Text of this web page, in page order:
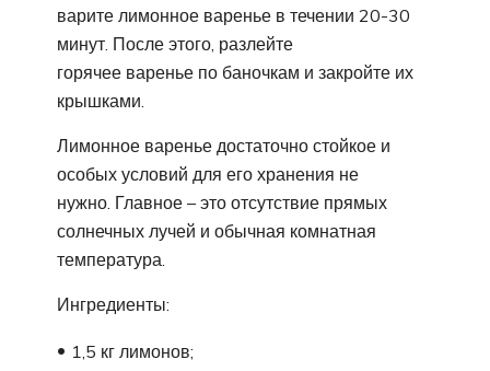
варите лимонное варенье в течении 20-30
минут. После этого, разлейте
горячее варенье по баночкам и закройте их
крышками.
Лимонное варенье достаточно стойкое и
особых условий для его хранения не
нужно. Главное – это отсутствие прямых
солнечных лучей и обычная комнатная
температура.
Ингредиенты:
1,5 кг лимонов;